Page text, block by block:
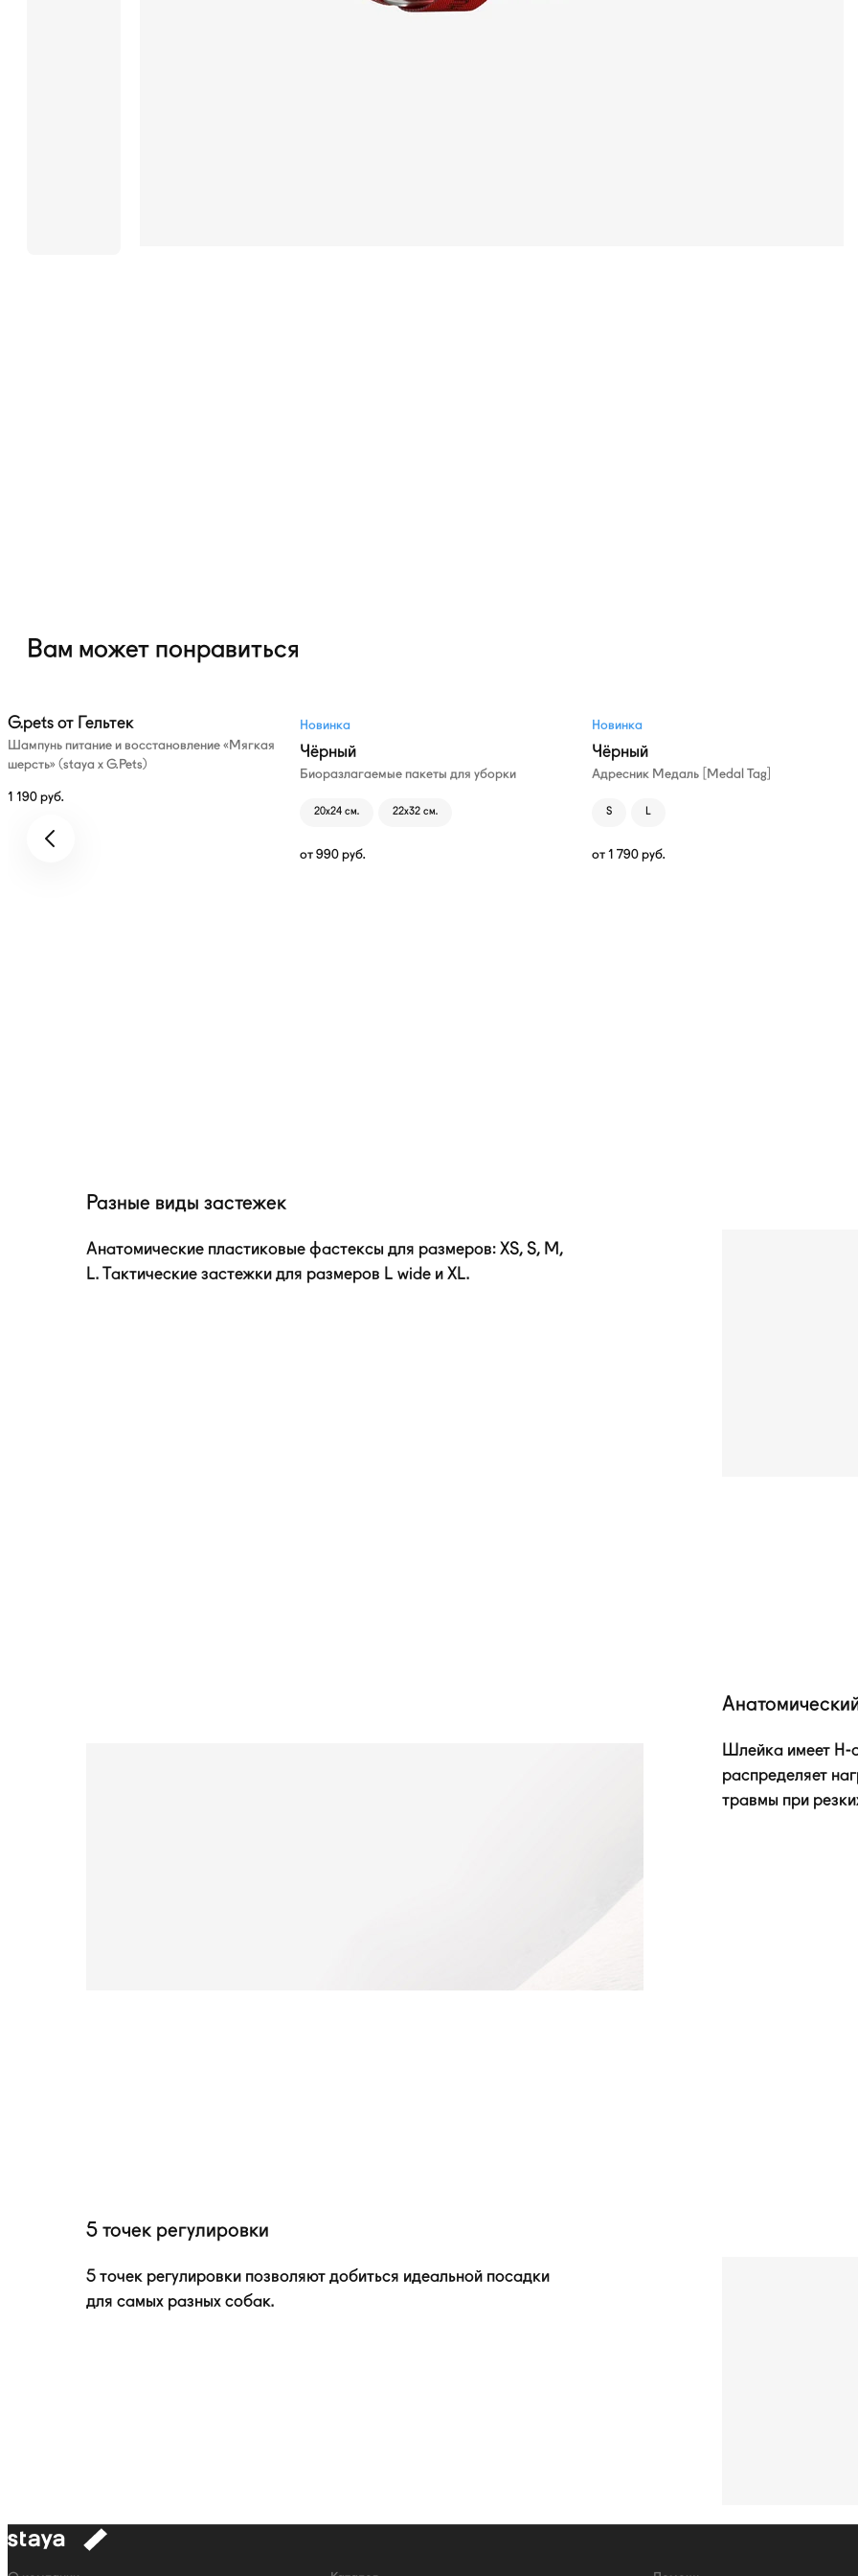
Вам может понравиться
G.pets от Гельтек
Шампунь питание и восстановление «Мягкая
шерсть» (staya х G.Pets)
1 190 руб.
Новинка
Чёрный
Биоразлагаемые пакеты для уборки
20х24 см. 22х32 см.
от 990 руб.
Новинка
Чёрный
Адресник Медаль [Medal Tag]
S L
от 1 790 руб.
Разные виды застежек
Анатомические пластиковые фастексы для размеров: XS, S, M,
L. Тактические застежки для размеров L wide и XL.
Шлейка имеет H-
распределяет
травмы при
5 точек регулировки
5 точек регулировки позволяют добиться идеальной посадки
для самых разных собак.
к
Навигация